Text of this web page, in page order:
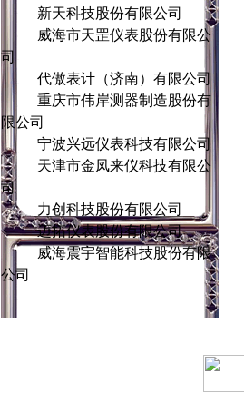
新天科技股份有限公司
威海市天罡仪表股份有限公
司
代傲表计（济南）有限公司
重庆市伟岸测器制造股份有
限公司
宁波兴远仪表科技有限公司
天津市金凤来仪科技有限公
司
力创科技股份有限公司
迈拓仪表股份有限公司
威海震宇智能科技股份有限
公司